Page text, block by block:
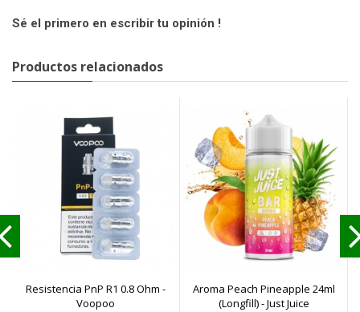
Sé el primero en escribir tu opinión !
Productos relacionados
Resistencia PnP R1 0.8 Ohm -
Voopoo
Aroma Peach Pineapple 24ml
(Longfill) - Just Juice